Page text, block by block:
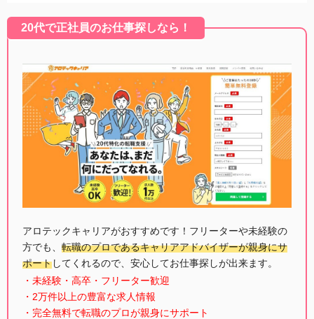
20代で正社員のお仕事探しなら！
アロテックキャリアがおすすめです！フリーターや未経験の
方でも、 転職のプロであるキャリアアドバイザーが親身にサ
ポートしてくれるので、安心してお仕事探しが出来ます。
・未経験・高卒・フリーター歓迎
・2万件以上の豊富な求人情報
・完全無料で転職のプロが親身にサポート